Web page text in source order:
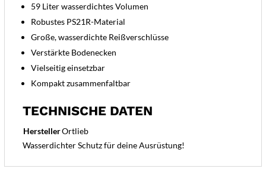
59 Liter wasserdichtes Volumen
Robustes PS21R-Material
Große, wasserdichte Reißverschlüsse
Verstärkte Bodenecken
Vielseitig einsetzbar
Kompakt zusammenfaltbar
TECHNISCHE DATEN
HerstellerOrtlieb
Wasserdichter Schutz für deine Ausrüstung!